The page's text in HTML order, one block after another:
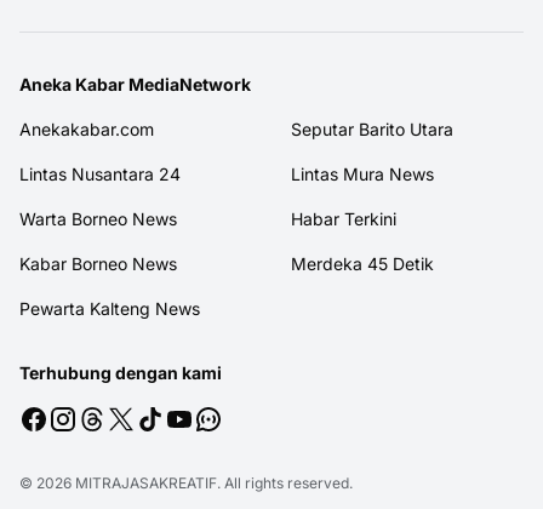
Aneka Kabar MediaNetwork
Anekakabar.com Seputar Barito Utara
Lintas Nusantara 24 Lintas Mura News
Warta Borneo News Habar Terkini
Kabar Borneo News Merdeka 45 Detik
Pewarta Kalteng News
Terhubung dengan kami
© 2026 MITRAJASAKREATIF. All rights reserved.